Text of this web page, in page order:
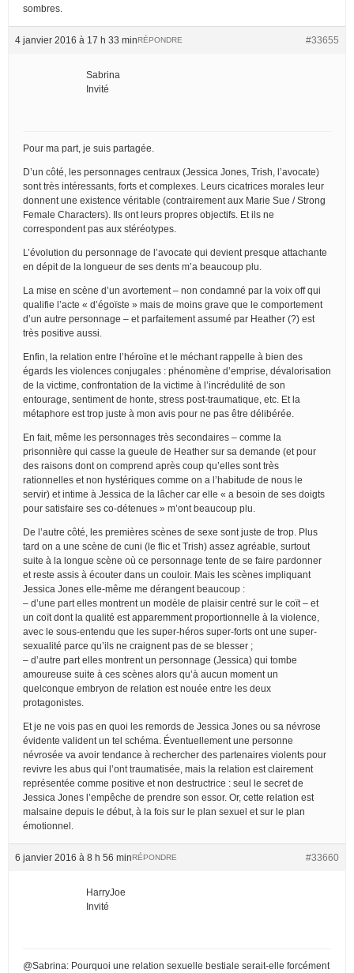
sombres.
4 janvier 2016 à 17 h 33 min #33655
RÉPONDRE
Sabrina
Invité
Pour ma part, je suis partagée.
D’un côté, les personnages centraux (Jessica Jones, Trish, l’avocate)
sont très intéressants, forts et complexes. Leurs cicatrices morales leur
donnent une existence véritable (contrairement aux Marie Sue / Strong
Female Characters). Ils ont leurs propres objectifs. Et ils ne
correspondent pas aux stéréotypes.
L’évolution du personnage de l’avocate qui devient presque attachante
en dépit de la longueur de ses dents m’a beaucoup plu.
La mise en scène d’un avortement – non condamné par la voix off qui
qualifie l’acte « d’égoïste » mais de moins grave que le comportement
d’un autre personnage – et parfaitement assumé par Heather (?) est
très positive aussi.
Enfin, la relation entre l’héroïne et le méchant rappelle à bien des
égards les violences conjugales : phénomène d’emprise, dévalorisation
de la victime, confrontation de la victime à l’incrédulité de son
entourage, sentiment de honte, stress post-traumatique, etc. Et la
métaphore est trop juste à mon avis pour ne pas être délibérée.
En fait, même les personnages très secondaires – comme la
prisonnière qui casse la gueule de Heather sur sa demande (et pour
des raisons dont on comprend après coup qu’elles sont très
rationnelles et non hystériques comme on a l’habitude de nous le
servir) et intime à Jessica de la lâcher car elle « a besoin de ses doigts
pour satisfaire ses co-détenues » m’ont beaucoup plu.
De l’autre côté, les premières scènes de sexe sont juste de trop. Plus
tard on a une scène de cuni (le flic et Trish) assez agréable, surtout
suite à la longue scène où ce personnage tente de se faire pardonner
et reste assis à écouter dans un couloir. Mais les scènes impliquant
Jessica Jones elle-même me dérangent beaucoup :
– d’une part elles montrent un modèle de plaisir centré sur le coït – et
un coït dont la qualité est apparemment proportionnelle à la violence,
avec le sous-entendu que les super-héros super-forts ont une super-
sexualité parce qu’ils ne craignent pas de se blesser ;
– d’autre part elles montrent un personnage (Jessica) qui tombe
amoureuse suite à ces scènes alors qu’à aucun moment un
quelconque embryon de relation est nouée entre les deux
protagonistes.
Et je ne vois pas en quoi les remords de Jessica Jones ou sa névrose
évidente valident un tel schéma. Éventuellement une personne
névrosée va avoir tendance à rechercher des partenaires violents pour
revivre les abus qui l’ont traumatisée, mais la relation est clairement
représentée comme positive et non destructrice : seul le secret de
Jessica Jones l’empêche de prendre son essor. Or, cette relation est
malsaine depuis le début, à la fois sur le plan sexuel et sur le plan
émotionnel.
6 janvier 2016 à 8 h 56 min #33660
RÉPONDRE
HarryJoe
Invité
@Sabrina: Pourquoi une relation sexuelle bestiale serait-elle forcément